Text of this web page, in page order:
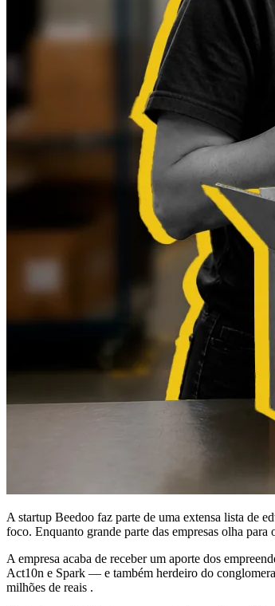
A startup Beedoo faz parte de uma extensa lista de
foco. Enquanto grande parte das empresas olha
A empresa acaba de receber um aporte dos
Act10n e Spark — e também herdeiro do
milhões de reais .